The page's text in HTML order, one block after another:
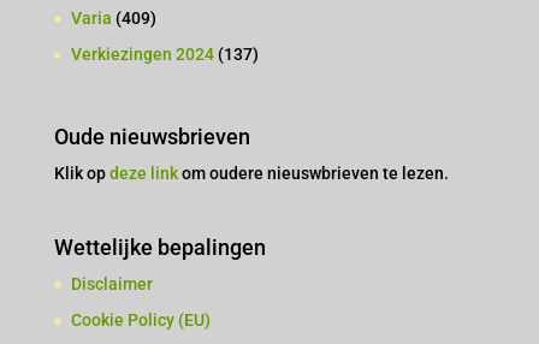
Varia (409)
Verkiezingen 2024(137)
Oude nieuwsbrieven
Klik opdeze linkom oudere nieuswbrieven te lezen.
Wettelijke bepalingen
Disclaimer
Cookie Policy (EU)